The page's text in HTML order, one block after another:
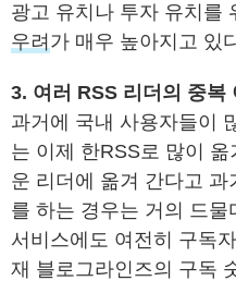
광고 유치나 투자 유치를
우려 가 매우 높아지고 있
3. 여러 RSS 리더의 중복
과거에 국내 사용자들이
는 이제 한RSS로 많이
운 리더에 옮겨 간다고 과
를 하는 경우는 거의 드
서비스에도 여전히 구독
재 블로그라인즈의 구독